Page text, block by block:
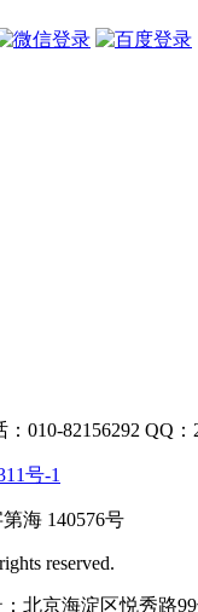
：010-82156292 QQ：
号-1
海 140576号
reserved.
北京海淀区悦秀路